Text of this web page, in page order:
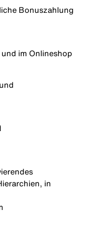
Bonuszahlung
im Onlineshop
in